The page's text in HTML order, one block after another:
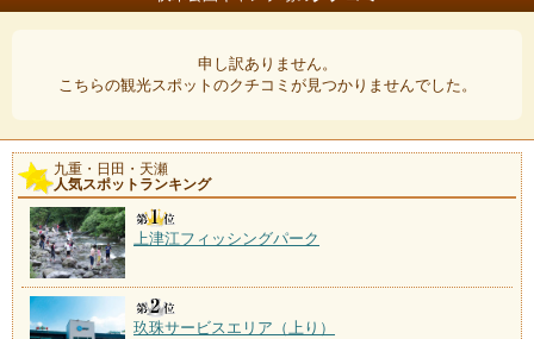
申し訳ありません。
こちらの観光スポットのクチコミが見つかりませんでした。
九重・日田・天瀬
人気スポットランキング
上津江フィッシングパーク
玖珠サービスエリア（上り）